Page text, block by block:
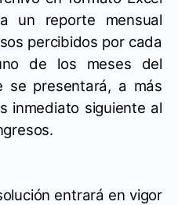
un reporte mensual
percibidos por cada
de los meses del
se presentará, a más
inmediato siguiente al
entrará en vigor